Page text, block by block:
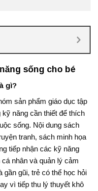
sống cho bé
gì?
sản phẩm giáo dục tập
năng cần thiết để thích
sống. Nội dung sách
tranh, sách minh họa
tiếp nhận các kỹ năng
nhân và quản lý cảm
gũi, trẻ có thể học hỏi
vì tiếp thu lý thuyết khô